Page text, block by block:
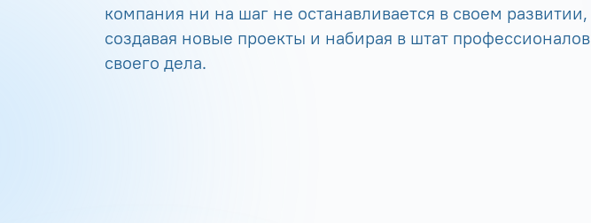
компания ни на шаг не останавливается в своем развитии,
создавая новые проекты и набирая в штат профессионалов
своего дела.